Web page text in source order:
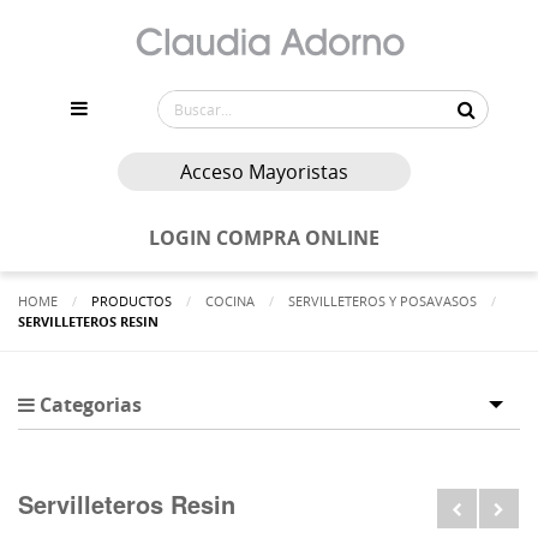
Acceso Mayoristas
LOGIN COMPRA ONLINE
HOME PRODUCTOS COCINA
SERVILLETEROS Y POSAVASOS
ACTUALMENTE:
SERVILLETEROS RESIN
Categorias
Servilleteros Resin